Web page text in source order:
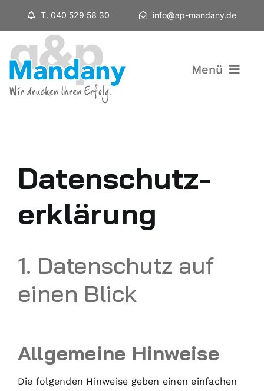
T. 040 529 58 30 info@ap-mandany.de
Menü
Leistungen
Über Uns
Kontakt
Datenschutz­
erklärung
1. Datenschutz auf
einen Blick
Allgemeine Hinweise
Die folgenden Hinweise geben einen einfachen